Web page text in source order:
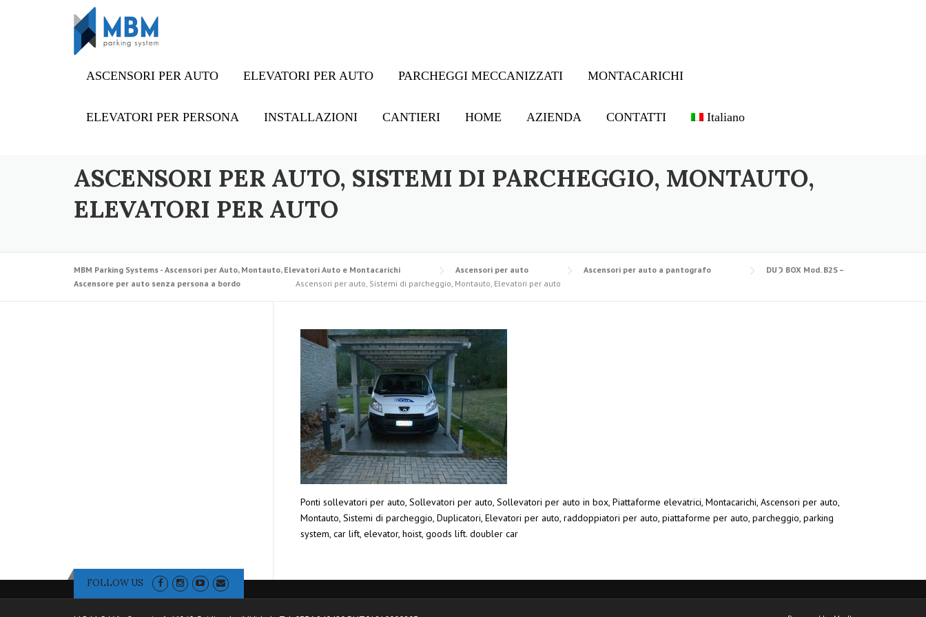
ASCENSORI PER AUTO ELEVATORI PER AUTO PARCHEGGI MECCANIZZATI MONTACARICHI
ELEVATORI PER PERSONA INSTALLAZIONI CANTIERI HOME AZIENDA CONTATTI Italiano
ASCENSORI PER AUTO, SISTEMI DI PARCHEGGIO, MONTAUTO,
ELEVATORI PER AUTO
MBM Parking Systems - Ascensori per Auto, Montauto, Elevatori Auto e Montacarichi Ascensori per auto Ascensori per auto a pantografo
DUO BOX Mod. B2S –
Ascensore per auto senza persona a bordo
Ascensori per auto, Sistemi di parcheggio, Montauto, Elevatori per auto
Ponti sollevatori per auto, Sollevatori per auto, Sollevatori per auto in box, Piattaforme elevatrici, Montacarichi, Ascensori per auto,
Montauto, Sistemi di parcheggio, Duplicatori, Elevatori per auto, raddoppiatori per auto, piattaforme per auto, parcheggio, parking
system, car lift, elevator, hoist, goods lift. doubler car
FOLLOW US